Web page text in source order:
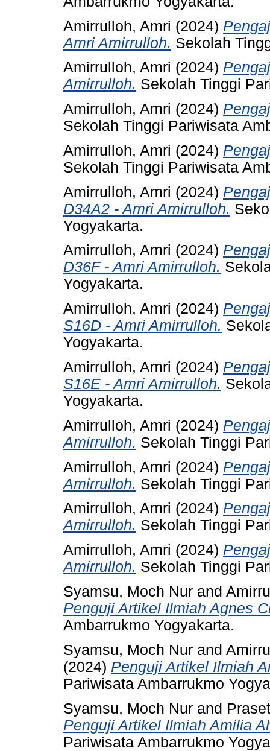
Amirrulloh, Amri (2024)
Amri Amirrulloh. Sekolah
Amirrulloh, Amri (2024)
Amirrulloh. Sekolah Tinggi
Amirrulloh, Amri (2024)
Sekolah Tinggi Pariwisata
Amirrulloh, Amri (2024)
Sekolah Tinggi Pariwisata
Amirrulloh, Amri (2024)
D34A2 - Amri Amirrulloh.
Yogyakarta.
Amirrulloh, Amri (2024)
D36F - Amri Amirrulloh.
Yogyakarta.
Amirrulloh, Amri (2024)
S16D - Amri Amirrulloh.
Yogyakarta.
Amirrulloh, Amri (2024)
S16E - Amri Amirrulloh.
Yogyakarta.
Amirrulloh, Amri (2024)
Amirrulloh. Sekolah Tinggi
Amirrulloh, Amri (2024)
Amirrulloh. Sekolah Tinggi
Amirrulloh, Amri (2024)
Amirrulloh. Sekolah Tinggi
Amirrulloh, Amri (2024)
Amirrulloh. Sekolah Tinggi
Syamsu, Moch Nur and
Penguji Artikel Ilmiah Agnes
Ambarrukmo Yogyakarta.
Syamsu, Moch Nur and
(2024) Penguji Artikel Ilmiah
Pariwisata Ambarrukmo
Syamsu, Moch Nur and
Penguji Artikel Ilmiah Amilia
Pariwisata Ambarrukmo